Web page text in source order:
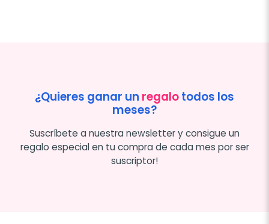
¿Quieres ganar un regalotodos los
meses?
Suscríbete a nuestra newsletter y consigue un
regalo especial en tu compra de cada mes por ser
suscriptor!